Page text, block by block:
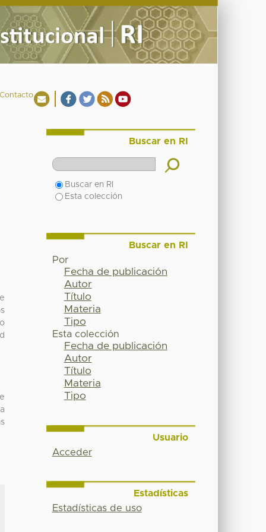
Contacto
Buscar en RI
Buscar en RI
Esta colección
Buscar en RI
Por
Fecha de publicación
Autor
Título
Materia
Tipo
Esta colección
Fecha de publicación
Autor
Título
Materia
Tipo
Usuario
Acceder
Estadísticas
Estadísticas de uso